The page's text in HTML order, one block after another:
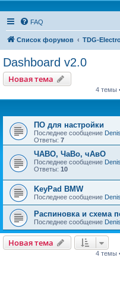
FAQ
Список форумов TDG-
Dashboard v2.0
Новая тема
4 темы
ПО для настройки
Последнее сообщение
Ответы: 7
ЧАВО, ЧаВо, чАвО
Последнее сообщение
Ответы: 10
KeyPad BMW
Последнее сообщение
Распиновка и схема
Последнее сообщение
Новая тема
4 темы